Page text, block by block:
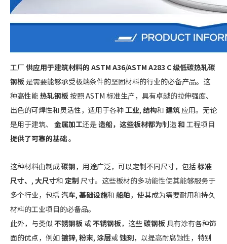
工厂 供应用于建筑材料的 ASTM A36/ASTM A283 C 级低碳热轧碳
钢板 是需要能够承受极端条件的坚固材料的行业的必备产品。这
种高性能 热轧钢板 按照 ASTM 标准生产，具有卓越的拉伸强度、
出色的可焊性和灵活性，适用于各种工业, 结构和 建筑 应用。无论
是用于建筑、 金属加工还是造船，这些板材都为制造和 工程项目
提供了可靠的基础。
这种材料由制成碳钢，用途广泛，可以定制不同尺寸，包括 标准
尺寸、 , 大尺寸和 定制 尺寸。这些板材的多功能性使其能够服务于
多个行业，包括 汽车, 基础设施和 船舶，使其成为需要耐用和持久
材料的工业项目的必备品。
此外，与类似 不锈钢板 或不锈钢板，这些碳钢板 具有涂有各种饰
面的优点，例如镀锌, 粉末, 涂层或蚀刻，以提高耐腐蚀性，特别